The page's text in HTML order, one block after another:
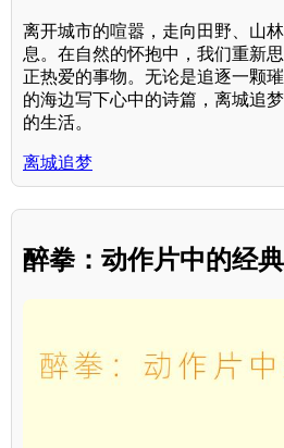
离开城市的喧嚣，走向田野、山
息。在自然的怀抱中，我们重新
正热爱的事物。无论是追逐一颗
的海边写下心中的诗篇，离城追
的生活。
离城追梦
醉拳：动作片中的经